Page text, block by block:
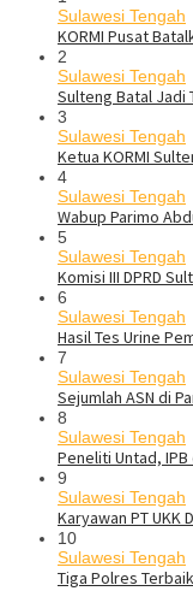
Sulawesi Tengah
KORMI Pusat
2
Sulawesi Tengah
Sulteng Batal Jadi
3
Sulawesi Tengah
Ketua KORMI
4
Sulawesi Tengah
Wabup Parimo
5
Sulawesi Tengah
Komisi III DPRD
6
Sulawesi Tengah
Hasil Tes Urine
7
Sulawesi Tengah
Sejumlah ASN di
8
Sulawesi Tengah
Peneliti Untad,
9
Sulawesi Tengah
Karyawan PT
10
Sulawesi Tengah
Tiga Polres